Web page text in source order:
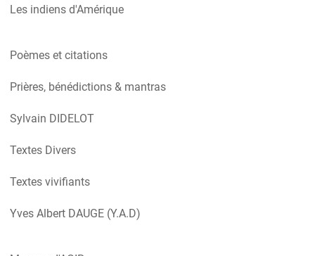
Les indiens d'Amérique
Poèmes et citations
Prières, bénédictions & mantras
Sylvain DIDELOT
Textes Divers
Textes vivifiants
Yves Albert DAUGE (Y.A.D)